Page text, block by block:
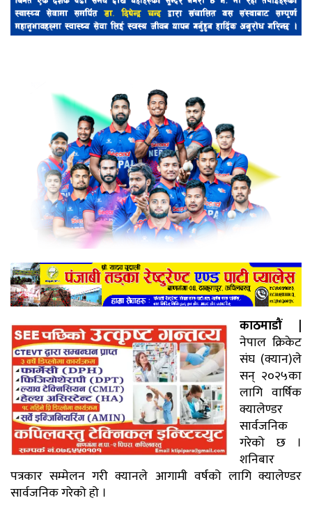
काठमाडौं |
नेपाल क्रिकेट
संघ (क्यान)ले
सन् २०२५का
लागि वार्षिक
क्यालेण्डर
सार्वजनिक
गरेको छ ।
शनिबार
पत्रकार सम्मेलन गरी क्यानले आगामी वर्षको लागि क्यालेण्डर
सार्वजनिक गरेको हो ।